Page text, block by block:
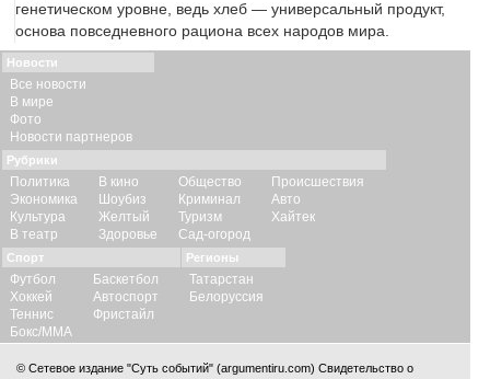
генетическом уровне, ведь хлеб — универсальный продукт,
основа повседневного рациона всех народов мира.
Новости
Все новости
В мире
Фото
Новости партнеров
Рубрики
Политика
Экономика
Культура
В театр
В кино
Шоубиз
Желтый
Здоровье
Общество
Криминал
Туризм
Сад-огород
Происшествия
Авто
Хайтек
Спорт
Футбол
Хоккей
Теннис
Бокс/ММА
Баскетбол
Автоспорт
Фристайл
Регионы
Татарстан
Белоруссия
© Сетевое издание "Суть событий" (argumentiru.com) Свидетельство о